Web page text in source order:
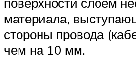
материала,
стороны провода
чем на 10 мм.